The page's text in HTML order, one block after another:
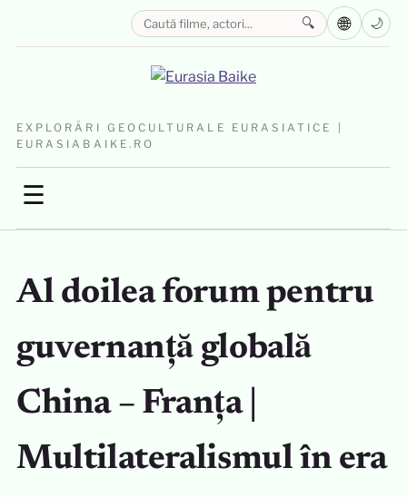
EXPLORĂRI GEOCULTURALE EURASIATICE |
EURASIABAIKE.RO
☰
🔍 🌐 🌙
Al doilea forum pentru
guvernanță globală
China – Franța |
Multilateralismul în era